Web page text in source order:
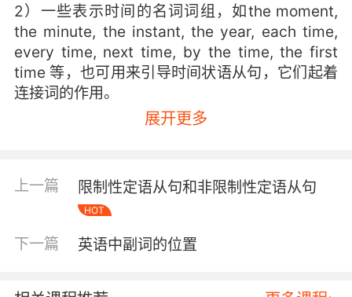
2）一些表示时间的名词词组，如the moment,
the minute, the instant, the year, each time,
every time, next time, by the time, the first
time 等，也可用来引导时间状语从句，它们起着
连接词的作用。
3）一般现在时：表示现阶段经常发生的动作或现
时，谓语动词要用第三人称单数形式。 常见时间
状语标志：always, often, sometimes, usually,
month等。
4）一般将来时：表示将来发生的动作或存在的状
展开更多
上一篇 限制性定语从句和非限制性定语从句
HOT
下一篇 英语中副词的位置